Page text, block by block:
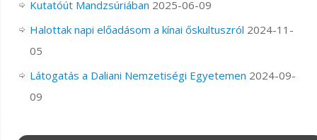
Kutatóút Mandzsúriában 2025-06-09
Halottak napi előadásom a kínai őskultuszról 2024-11-
05
Látogatás a Daliani Nemzetiségi Egyetemen 2024-09-
09